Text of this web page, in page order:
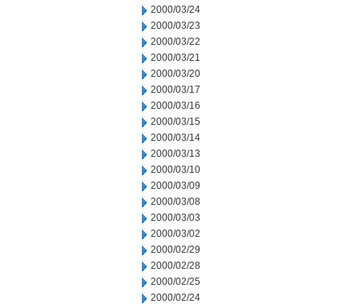
2000/03/24
2000/03/23
2000/03/22
2000/03/21
2000/03/20
2000/03/17
2000/03/16
2000/03/15
2000/03/14
2000/03/13
2000/03/10
2000/03/09
2000/03/08
2000/03/03
2000/03/02
2000/02/29
2000/02/28
2000/02/25
2000/02/24